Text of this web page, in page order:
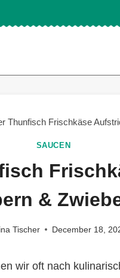
Thunfisch Frischkäse
SAUCEN
&
Tischer December 18,
wir oft nach